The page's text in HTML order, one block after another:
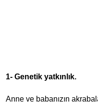
1- Genetik yatkınlık.
Anne ve babanızın